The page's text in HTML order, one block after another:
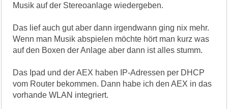
Musik auf der Stereoanlage wiedergeben.
Das lief auch gut aber dann irgendwann ging nix mehr.
Wenn man Musik abspielen möchte hört man kurz was
auf den Boxen der Anlage aber dann ist alles stumm.
Das Ipad und der AEX haben IP-Adressen per DHCP
vom Router bekommen. Dann habe ich den AEX in das
vorhande WLAN integriert.